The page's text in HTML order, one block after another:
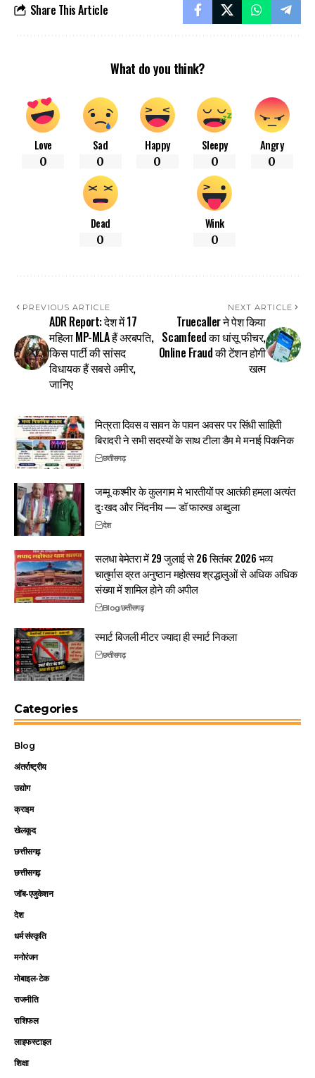
Share This Article
What do you think?
Love
0
Sad
0
Happy
0
Sleepy
0
Angry
0
Dead
0
Wink
0
PREVIOUS ARTICLE
ADR Report: देश में 17
महिला MP-MLA हैं अरबपति,
किस पार्टी की सांसद
विधायक हैं सबसे अमीर,
जानिए
NEXT ARTICLE
Truecaller ने पेश किया
Scamfeed का धांसू फीचर,
Online Fraud की टेंशन होगी
खत्म
मित्रता दिवस व सावन के पावन अवसर पर सिंधी साहिती
बिरादरी ने सभी सदस्यों के साथ टीला डैम मे मनाई पिकनिक
छत्तीसगढ़
जम्मू कश्मीर के कुलगाम मे भारतीयों पर आतंकी हमला अत्यंत
दुःखद और निंदनीय — डॉ फारुख अब्दुला
देश
सलधा बेमेतरा में 29 जुलाई से 26 सितंबर 2026 भव्य
चातुर्मास व्रत अनुष्ठान महोत्सव श्रद्धालुओं से अधिक अधिक
संख्या में शामिल होने की अपील
Blogछत्तीसगढ़
स्मार्ट बिजली मीटर ज्यादा ही स्मार्ट निकला
छत्तीसगढ़
Categories
Blog
अंतर्राष्ट्रीय
उद्योग
क्राइम
खेलकूद
छत्तीसगढ़
छत्तीसगढ़
जॉब-एजुकेशन
देश
धर्म संस्कृति
मनोरंजन
मोबाइल-टेक
राजनीति
राशिफल
लाइफस्टाइल
शिक्षा